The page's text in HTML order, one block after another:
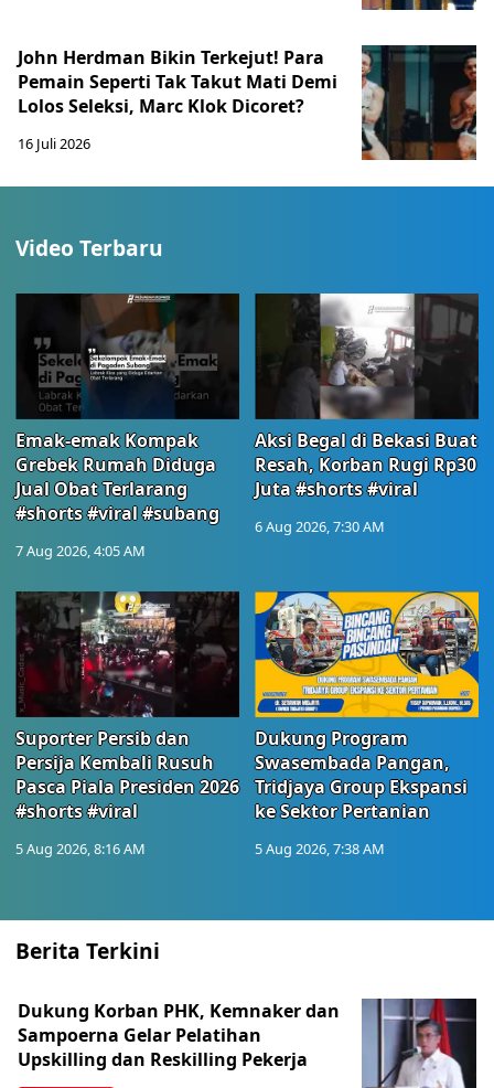
John Herdman Bikin Terkejut! Para
Pemain Seperti Tak Takut Mati Demi
Lolos Seleksi, Marc Klok Dicoret?
16 Juli 2026
Video Terbaru
Emak-emak Kompak
Grebek Rumah Diduga
Jual Obat Terlarang
#shorts #viral #subang
7 Aug 2026, 4:05 AM
Aksi Begal di Bekasi Buat
Resah, Korban Rugi Rp30
Juta #shorts #viral
6 Aug 2026, 7:30 AM
Suporter Persib dan
Persija Kembali Rusuh
Pasca Piala Presiden 2026
#shorts #viral
5 Aug 2026, 8:16 AM
Dukung Program
Swasembada Pangan,
Tridjaya Group Ekspansi
ke Sektor Pertanian
5 Aug 2026, 7:38 AM
Berita Terkini
Dukung Korban PHK, Kemnaker dan
Sampoerna Gelar Pelatihan
Upskilling dan Reskilling Pekerja